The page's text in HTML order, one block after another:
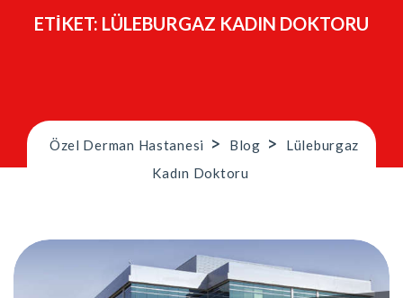
ETIKET: LÜLEBURGAZ KADIN DOKTORU
Özel Derman Hastanesi > Blog >
Lüleburgaz
Kadın Doktoru